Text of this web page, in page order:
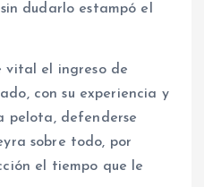
dudarlo estampó el
vital el ingreso de
con su experiencia y
pelota, defenderse
sobre todo, por
el tiempo que le